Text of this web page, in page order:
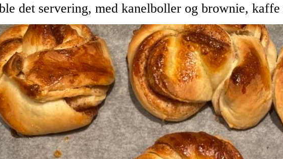
det servering, med kanelboller og brownie, kaffe